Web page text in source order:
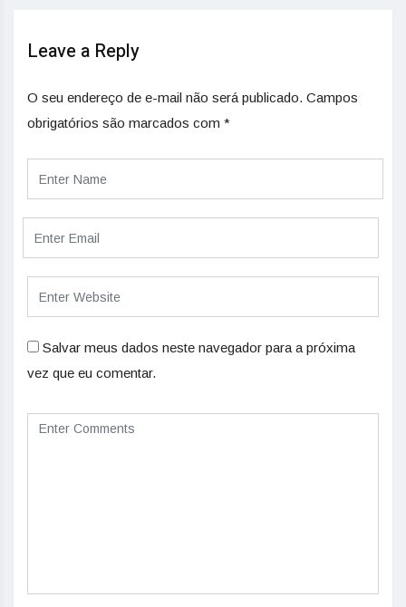
Leave a Reply
O seu endereço de e-mail não será publicado. Campos
obrigatórios são marcados com *
Salvar meus dados neste navegador para a próxima
vez que eu comentar.